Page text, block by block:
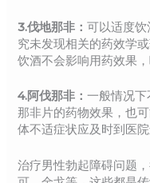
3.伐地那非：可以适度
究未发现相关的药效学
饮酒不会影响用药效果
4.阿伐那非：一般情况
那非片的药物效果，也
体不适症状应及时到医院
治疗男性勃起障碍问题